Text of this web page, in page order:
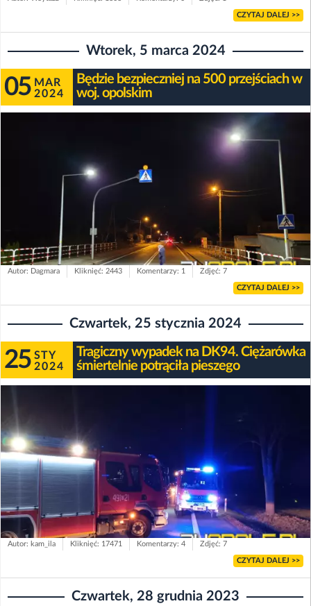
CZYTAJ DALEJ >>
Wtorek, 5 marca 2024
05 MAR
2024
Będzie bezpieczniej na 500 przejściach w
woj. opolskim
Autor: Dagmara Kliknięć: 2443 Komentarzy: 1 Zdjęć: 7
CZYTAJ DALEJ >>
Czwartek, 25 stycznia 2024
25 STY
2024
Tragiczny wypadek na DK94. Ciężarówka
śmiertelnie potrąciła pieszego
Autor: kam_ila Kliknięć: 17471 Komentarzy: 4 Zdjęć: 7
CZYTAJ DALEJ >>
Czwartek, 28 grudnia 2023